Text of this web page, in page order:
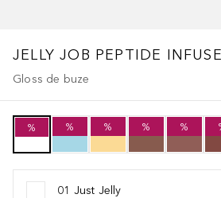
JELLY JOB PEPTIDE
Gloss de buze
% % % % %
01 Just Jelly